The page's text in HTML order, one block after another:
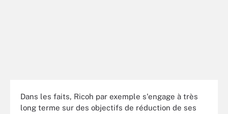
Dans les faits, Ricoh par exemple s'engage à très
long terme sur des objectifs de réduction de ses